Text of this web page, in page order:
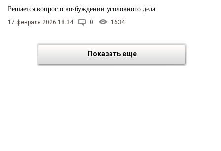
Решается вопрос о возбуждении уголовного дела
17 февраля 2026 18:34 0 1634
Показать еще